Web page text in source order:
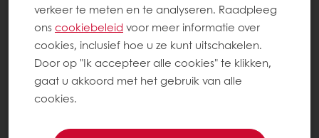
verkeer te meten en te analyseren. Raadpleeg
onscookiebeleid voor meer informatie over
cookies, inclusief hoe u ze kunt uitschakelen.
Door op "Ik accepteer alle cookies" te klikken,
gaat u akkoord met het gebruik van alle
cookies.